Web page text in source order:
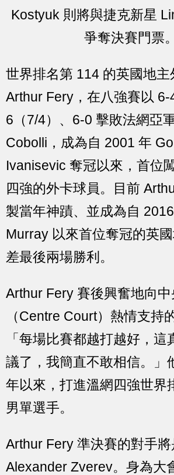
Kostyuk 則將與捷克新星
爭奪決賽門票。
世界排名第 114 的英國地主
Arthur Fery，在八強賽以 6-
6（7/4）、6-0 擊敗法網亞
Cobolli，成為自 2001 年
Ivanisevic 奪冠以來，首位
四強的外卡球員。目前
製當年神蹟、並成為自
Murray 以來首位奪冠的英
差最後兩場勝利。
Arthur Fery 賽後興奮地向
（Centre Court）熱情支持
「每場比賽都越打越好，這
議了，我簡直不敢相信。」
年以來，打進溫網四強世界
男單選手。
Arthur Fery 準決賽的對手
Alexander Zverev。身為大